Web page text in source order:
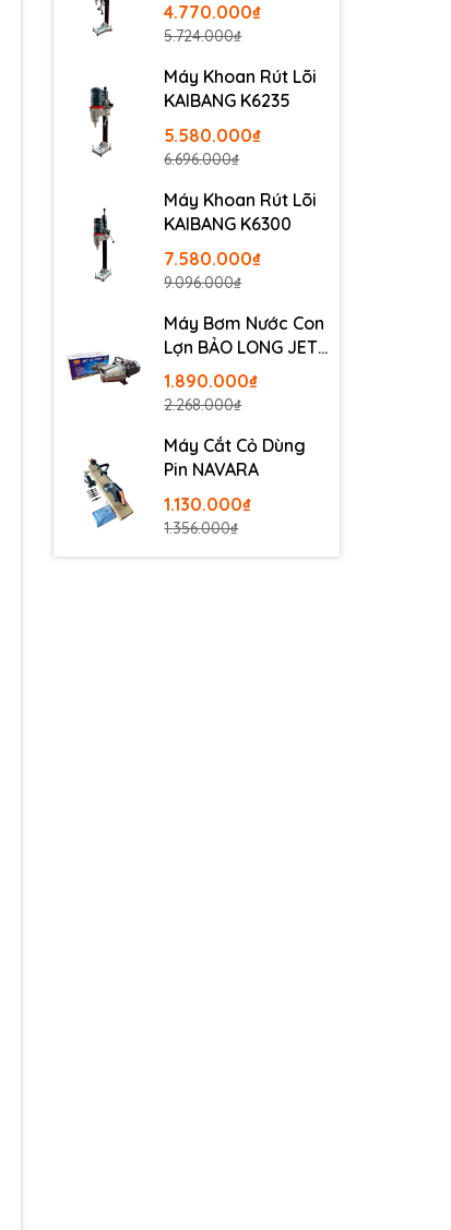
4.770.000₫
5.724.000₫
Máy Khoan Rút Lõi
KAIBANG K6235
5.580.000₫
6.696.000₫
Máy Khoan Rút Lõi
KAIBANG K6300
7.580.000₫
9.096.000₫
Máy Bơm Nước Con
Lợn BẢO LONG JET-
100
1.890.000₫
2.268.000₫
Máy Cắt Cỏ Dùng
Pin NAVARA
1.130.000₫
1.356.000₫